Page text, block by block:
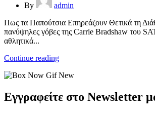
By
admin
Πως τα Παπούτσια Επηρεάζουν Θετικά τη
πανύψηλες γόβες της Carrie Bradshaw του
αθλητικά...
Continue reading
Εγγραφείτε στο Newsletter